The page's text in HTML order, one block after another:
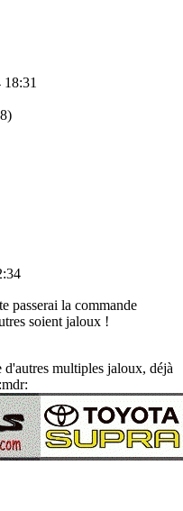
passerai la commande
soient jaloux !
d'autres multiples jaloux, déjà